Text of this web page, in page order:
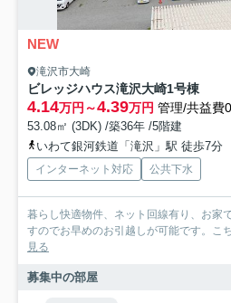
NEW
滝沢市大崎
ビレッジハウス滝沢大崎1号棟
4.14万円～4.39万円 管理/共益費
53.08㎡ (3DK) /築36年 /5階建
いわて銀河鉄道「滝沢」駅 徒歩7分
インターネット対応 公共下水
暮らし快適物件、ネット回線有り、お家
すのでお早めのお引越しが可能です。こ
見る
募集中の部屋